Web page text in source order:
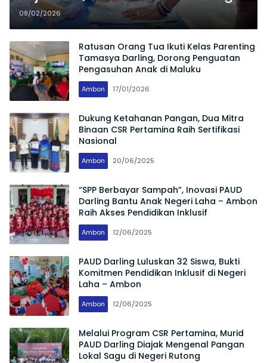
Gelar Darling Recycle Creative
Day
08/02/2026
Ratusan Orang Tua Ikuti Kelas Parenting
Tamasya Darling, Dorong Penguatan
Pengasuhan Anak di Maluku
Ambon 17/01/2026
Dukung Ketahanan Pangan, Dua Mitra
Binaan CSR Pertamina Raih Sertifikasi
Nasional
Ambon 20/06/2025
“SPP Berbayar Sampah”, Inovasi PAUD
Darling Bantu Anak Negeri Laha – Ambon
Raih Akses Pendidikan Inklusif
Ambon 12/06/2025
PAUD Darling Luluskan 32 Siswa, Bukti
Komitmen Pendidikan Inklusif di Negeri
Laha – Ambon
Ambon 12/06/2025
Melalui Program CSR Pertamina, Murid
PAUD Darling Diajak Mengenal Pangan
Lokal Sagu di Negeri Rutong